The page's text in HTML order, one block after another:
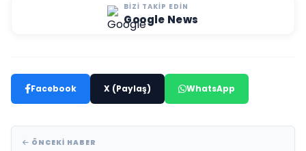
BIZI TAKIP EDIN
Google News
Facebook X (Paylaş) WhatsApp
ÖNCEKI HABER